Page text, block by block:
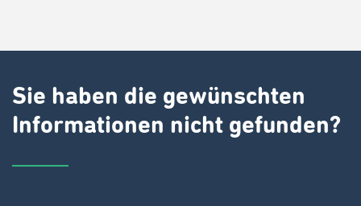
Sie haben die gewünschten
Informationen nicht gefunden?